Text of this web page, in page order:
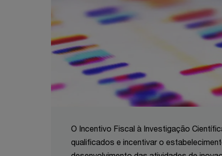
O Incentivo Fiscal à Investigação
qualificados e incentivar o